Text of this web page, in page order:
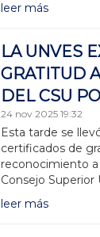
leer más
LA UNVES
GRATITUD
DEL CSU
24 nov 2025 19:32
Esta tarde se
certificados de
reconocimiento
Consejo Superior
leer más